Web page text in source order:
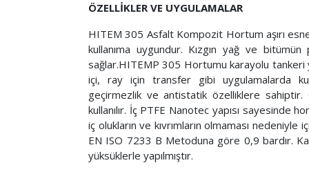
ÖZELLİKLER VE UYGULAMALAR
HITEM 305 Asfalt Kompozit Hortum aşırı
kullanıma uygundur. Kızgın yağ ve
sağlar.HITEMP 305 Hortumu karayolu
içi, ray için transfer gibi uygulamalarda
geçirmezlik ve antistatik özelliklere sahiptir.
kullanılır. İç PTFE Nanotec yapısı sayesinde
iç olukların ve kıvrımların olmaması nedeniyle
EN ISO 7233 B Metoduna göre 0,9 bardır.
yüksüklerle yapılmıştır.